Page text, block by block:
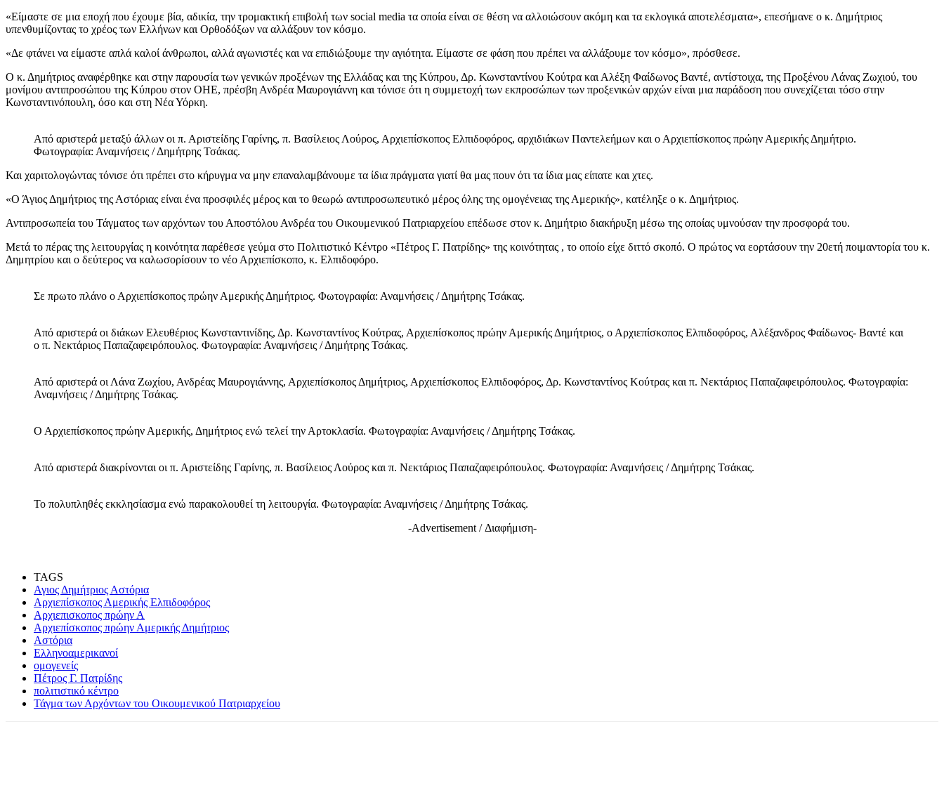
«Είμαστε σε μια εποχή που έχουμε βία, αδικία, την τρομακτική επιβολή των social media τα οποία είναι σε θέση να αλλοιώσουν ακόμη και τα εκλογικά αποτελέσματα», επεσήμανε ο κ. Δημήτριος
υπενθυμίζοντας το χρέος των Ελλήνων και Ορθοδόξων να αλλάξουν τον κόσμο.
«Δε φτάνει να είμαστε απλά καλοί άνθρωποι, αλλά αγωνιστές και να επιδιώξουμε την αγιότητα. Είμαστε σε φάση που πρέπει να αλλάξουμε τον κόσμο», πρόσθεσε.
Ο κ. Δημήτριος αναφέρθηκε και στην παρουσία των γενικών προξένων της Ελλάδας και της Κύπρου, Δρ. Κωνσταντίνου Κούτρα και Αλέξη Φαίδωνος Βαντέ, αντίστοιχα, της Προξένου Λάνας Ζωχιού, του
μονίμου αντιπροσώπου της Κύπρου στον ΟΗΕ, πρέσβη Ανδρέα Μαυρογιάννη και τόνισε ότι η συμμετοχή των εκπροσώπων των προξενικών αρχών είναι μια παράδοση που συνεχίζεται τόσο στην
Κωνσταντινόπουλη, όσο και στη Νέα Υόρκη.
Από αριστερά μεταξύ άλλων οι π. Αριστείδης Γαρίνης, π. Βασίλειος Λούρος, Αρχιεπίσκοπος Ελπιδοφόρος, αρχιδιάκων Παντελεήμων και ο Αρχιεπίσκοπος πρώην Αμερικής Δημήτριο.
Φωτογραφία: Αναμνήσεις / Δημήτρης Τσάκας.
Και χαριτολογώντας τόνισε ότι πρέπει στο κήρυγμα να μην επαναλαμβάνουμε τα ίδια πράγματα γιατί θα μας πουν ότι τα ίδια μας είπατε και χτες.
«Ο Άγιος Δημήτριος της Αστόριας είναι ένα προσφιλές μέρος και το θεωρώ αντιπροσωπευτικό μέρος όλης της ομογένειας της Αμερικής», κατέληξε ο κ. Δημήτριος.
Αντιπροσωπεία του Τάγματος των αρχόντων του Αποστόλου Ανδρέα του Οικουμενικού Πατριαρχείου επέδωσε στον κ. Δημήτριο διακήρυξη μέσω της οποίας υμνούσαν την προσφορά του.
Μετά το πέρας της λειτουργίας η κοινότητα παρέθεσε γεύμα στο Πολιτιστικό Κέντρο «Πέτρος Γ. Πατρίδης» της κοινότητας , το οποίο είχε διττό σκοπό. Ο πρώτος να εορτάσουν την 20ετή ποιμαντορία του κ.
Δημητρίου και ο δεύτερος να καλωσορίσουν το νέο Αρχιεπίσκοπο, κ. Ελπιδοφόρο.
Σε πρωτο πλάνο ο Αρχιεπίσκοπος πρώην Αμερικής Δημήτριος. Φωτογραφία: Αναμνήσεις / Δημήτρης Τσάκας.
Από αριστερά οι διάκων Ελευθέριος Κωνσταντινίδης, Δρ. Κωνσταντίνος Κούτρας, Αρχιεπίσκοπος πρώην Αμερικής Δημήτριος, ο Αρχιεπίσκοπος Ελπιδοφόρος, Αλέξανδρος Φαίδωνος- Βαντέ και
ο π. Νεκτάριος Παπαζαφειρόπουλος. Φωτογραφία: Αναμνήσεις / Δημήτρης Τσάκας.
Από αριστερά οι Λάνα Ζωχίου, Ανδρέας Μαυρογιάννης, Αρχιεπίσκοπος Δημήτριος, Αρχιεπίσκοπος Ελπιδοφόρος, Δρ. Κωνσταντίνος Κούτρας και π. Νεκτάριος Παπαζαφειρόπουλος. Φωτογραφία:
Αναμνήσεις / Δημήτρης Τσάκας.
Ο Αρχιεπίσκοπος πρώην Αμερικής, Δημήτριος ενώ τελεί την Αρτοκλασία. Φωτογραφία: Αναμνήσεις / Δημήτρης Τσάκας.
Από αριστερά διακρίνονται οι π. Αριστείδης Γαρίνης, π. Βασίλειος Λούρος και π. Νεκτάριος Παπαζαφειρόπουλος. Φωτογραφία: Αναμνήσεις / Δημήτρης Τσάκας.
Το πολυπληθές εκκλησίασμα ενώ παρακολουθεί τη λειτουργία. Φωτογραφία: Αναμνήσεις / Δημήτρης Τσάκας.
-Advertisement / Διαφήμιση-
TAGS
Αγιος Δημήτριος Αστόρια
Αρχιεπίσκοπος Αμερικής Ελπιδοφόρος
Αρχιεπισκοπος πρώην Α
Αρχιεπίσκοπος πρώην Αμερικής Δημήτριος
Αστόρια
Ελληνοαμερικανοί
ομογενείς
Πέτρος Γ. Πατρίδης
πολιτιστικό κέντρο
Τάγμα των Αρχόντων του Οικουμενικού Πατριαρχείου